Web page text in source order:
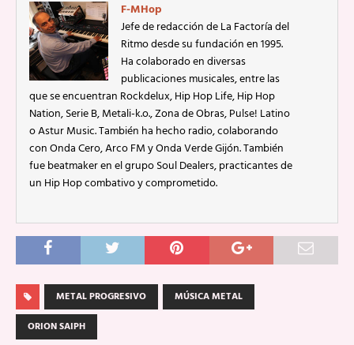
F-MHop
Jefe de redacción de La Factoría del
Ritmo desde su fundación en 1995.
Ha colaborado en diversas
publicaciones musicales, entre las
que se encuentran Rockdelux, Hip Hop Life, Hip Hop
Nation, Serie B, Metali-k.o., Zona de Obras, Pulse! Latino
o Astur Music. También ha hecho radio, colaborando
con Onda Cero, Arco FM y Onda Verde Gijón. También
fue beatmaker en el grupo Soul Dealers, practicantes de
un Hip Hop combativo y comprometido.
METAL PROGRESIVO
MÚSICA METAL
ORION SAIPH